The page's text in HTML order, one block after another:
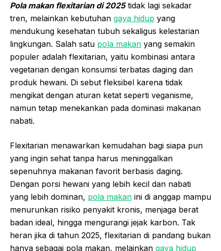
Pola makanflexitarian di 2025tidak lagi sekadar
tren, melainkan kebutuhan gaya hidup yang
mendukung kesehatan tubuh sekaligus kelestarian
lingkungan. Salah satu pola makan yang semakin
populer adalah flexitarian, yaitu kombinasi antara
vegetarian dengan konsumsi terbatas daging dan
produk hewani. Di sebut fleksibel karena tidak
mengikat dengan aturan ketat seperti veganisme,
namun tetap menekankan pada dominasi makanan
nabati.
Flexitarian menawarkan kemudahan bagi siapa pun
yang ingin sehat tanpa harus meninggalkan
sepenuhnya makanan favorit berbasis daging.
Dengan porsi hewani yang lebih kecil dan nabati
yang lebih dominan, pola makan ini di anggap mampu
menurunkan risiko penyakit kronis, menjaga berat
badan ideal, hingga mengurangi jejak karbon. Tak
heran jika di tahun 2025, flexitarian di pandang bukan
hanya sebagai pola makan, melainkan gaya hidup